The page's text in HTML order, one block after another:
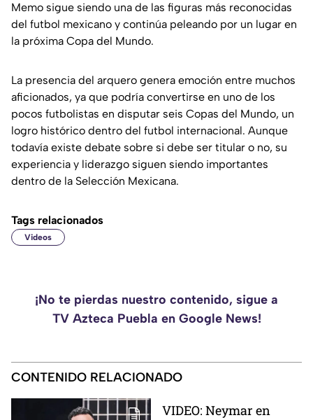
Memo sigue siendo una de las figuras más reconocidas
del futbol mexicano y continúa peleando por un lugar en
la próxima Copa del Mundo.
La presencia del arquero genera emoción entre muchos
aficionados, ya que podría convertirse en uno de los
pocos futbolistas en disputar seis Copas del Mundo, un
logro histórico dentro del futbol internacional. Aunque
todavía existe debate sobre si debe ser titular o no, su
experiencia y liderazgo siguen siendo importantes
dentro de la Selección Mexicana.
Tags relacionados
Videos
¡No te pierdas nuestro contenido, sigue a
TV Azteca Puebla en Google News!
CONTENIDO RELACIONADO
VIDEO: Neymar en